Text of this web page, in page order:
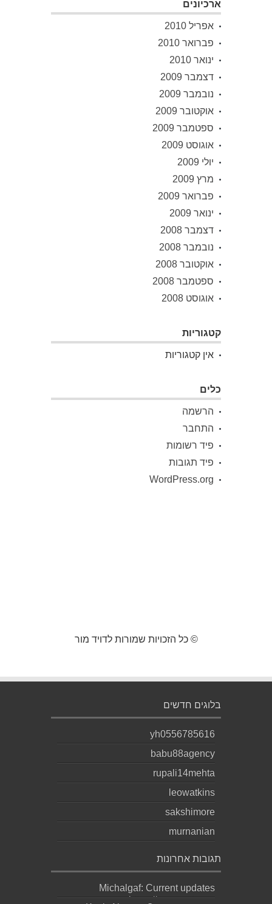
ארכיונים
אפריל 2010
פברואר 2010
ינואר 2010
דצמבר 2009
נובמבר 2009
אוקטובר 2009
ספטמבר 2009
אוגוסט 2009
יולי 2009
מרץ 2009
פברואר 2009
ינואר 2009
דצמבר 2008
נובמבר 2008
אוקטובר 2008
ספטמבר 2008
אוגוסט 2008
קטגוריות
אין קטגוריות
כלים
הרשמה
התחבר
פיד רשומות
פיד תגובות
WordPress.org
© כל הזכויות שמורות לדויד מור
בלוגים חדשים
yh0556785616
babu88agency
rupali14mehta
leowatkins
sakshimore
murnanian
תגובות אחרונות
Michalgaf: Current updates
https://sapreqot.com...